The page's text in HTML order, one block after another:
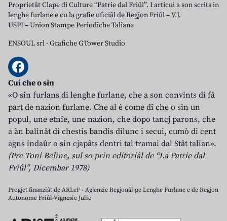
Proprietât Clape di Culture “Patrie dal Friûl”. I articui a son scrits in
lenghe furlane e cu la grafie uficiâl de Regjon Friûl – V.J.
USPI – Union Stampe Periodiche Taliane
ENSOUL srl-Grafiche GTower Studio
Cui che o sin
«O sin furlans di lenghe furlane, che a son convints di fâ
part de nazion furlane. Che al è come dî che o sin un
popul, une etnie, une nazion, che dopo tancj parons, che
a àn balinât di chestis bandis dilunc i secui, cumò di cent
agns indaûr o sin cjapâts dentri tal tramai dal Stât talian».
(Pre Toni Beline, sul so prin editoriâl de “La Patrie dal
Friûl”, Dicembar 1978)
Progjet finanziât de ARLeF - Agjenzie Regjonâl pe Lenghe Furlane e de Regjon
Autonome Friûl-Vignesie Julie